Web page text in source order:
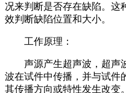
况来判断是否存在缺陷。这
效判断缺陷位置和大小。
工作原理：
声源产生超声波，超声
波在试件中传播，并与试件
其传播方向或特性发生改变